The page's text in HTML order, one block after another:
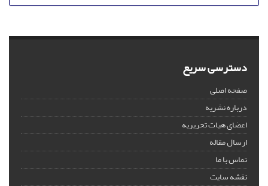
دسترسی سریع
صفحه اصلی
درباره نشریه
اعضای هیات تحریریه
ارسال مقاله
تماس با ما
نقشه سایت